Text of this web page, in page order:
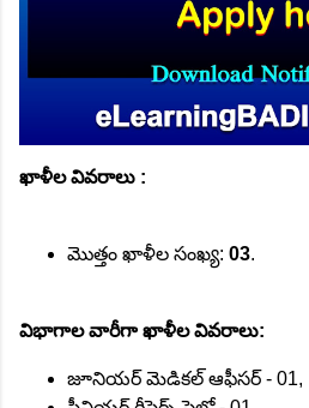
ఖాళీల వివరాలు :
మొత్తం ఖాళీల సంఖ్య: 03.
విభాగాల వారీగా ఖాళీల వివరాలు:
జూనియర్ మెడికల్ ఆఫీసర్ - 01,